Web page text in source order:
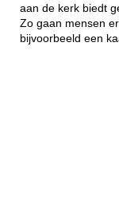
aan de kerk biedt
Zo gaan mensen
bijvoorbeeld een